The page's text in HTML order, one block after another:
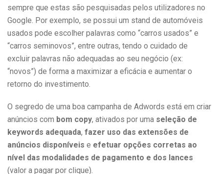
sempre que estas são pesquisadas pelos utilizadores no
Google. Por exemplo, se possui um stand de automóveis
usados pode escolher palavras como “carros usados” e
“carros seminovos”, entre outras, tendo o cuidado de
excluir palavras não adequadas ao seu negócio (ex:
“novos”) de forma a maximizar a eficácia e aumentar o
retorno do investimento.
O segredo de uma boa campanha de Adwords está em criar
anúncios com bom copy, ativados por uma seleção de
keywords adequada, fazer uso das extensões de
anúncios disponíveis e efetuar opções corretas ao
nível das modalidades de pagamento e dos lances
(valor a pagar por clique).